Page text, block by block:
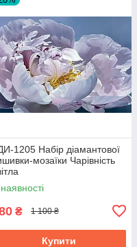
1205 Набір діамантової
мозаїки Чарівність
₴ 1 100 ₴
Купити